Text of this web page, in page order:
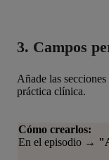
3. Campos
Añade las
práctica clínica.
Cómo crearlos:
En el episodio →